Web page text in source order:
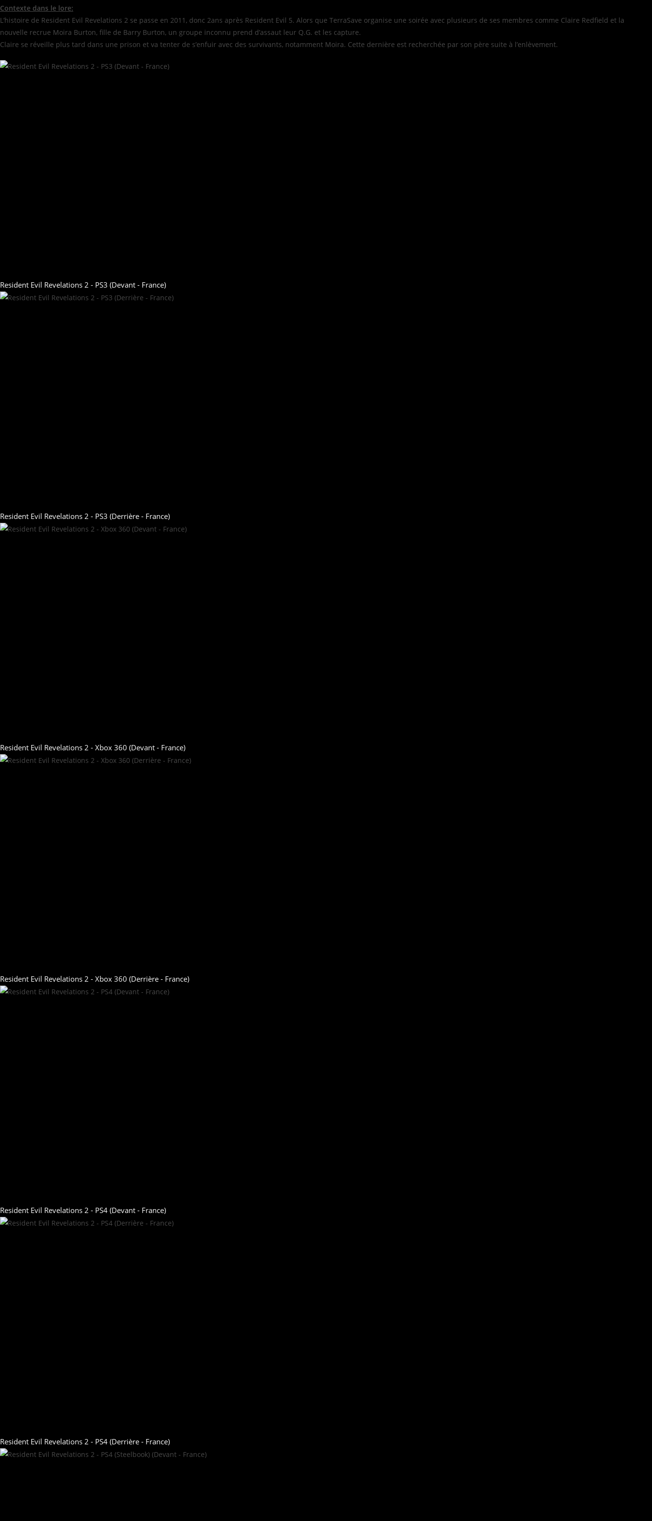
Contexte dans le lore:
L’histoire de Resident Evil Revelations 2 se passe en 2011, donc 2ans après Resident Evil 5. Alors que TerraSave organise une soirée avec plusieurs de ses membres comme Claire Redfield et la
nouvelle recrue Moira Burton, fille de Barry Burton, un groupe inconnu prend d’assaut leur Q.G. et les capture.
Claire se réveille plus tard dans une prison et va tenter de s’enfuir avec des survivants, notamment Moira. Cette dernière est recherchée par son père suite à l’enlèvement.
Resident Evil Revelations 2 - PS3 (Devant - France)
Resident Evil Revelations 2 - PS3 (Derrière - France)
Resident Evil Revelations 2 - Xbox 360 (Devant - France)
Resident Evil Revelations 2 - Xbox 360 (Derrière - France)
Resident Evil Revelations 2 - PS4 (Devant - France)
Resident Evil Revelations 2 - PS4 (Derrière - France)